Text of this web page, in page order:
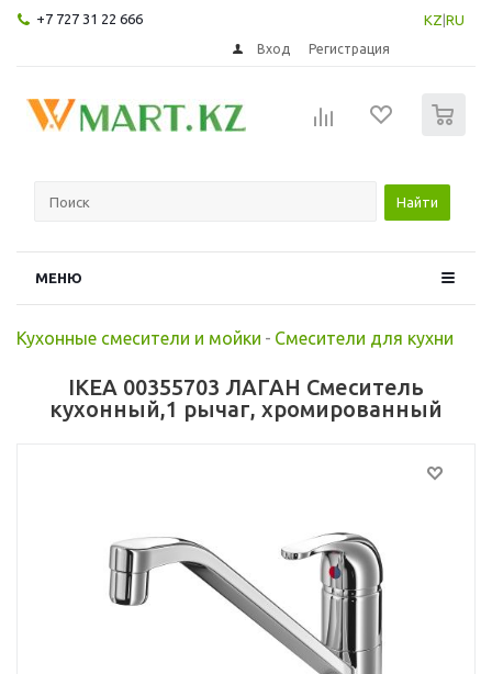
+7 727 31 22 666 KZ RU
Вход Регистрация
Найти
МЕНЮ
Кухонные смесители и мойки - Смесители для кухни
IKEA 00355703 ЛАГАН Смеситель
кухонный,1 рычаг, хромированный